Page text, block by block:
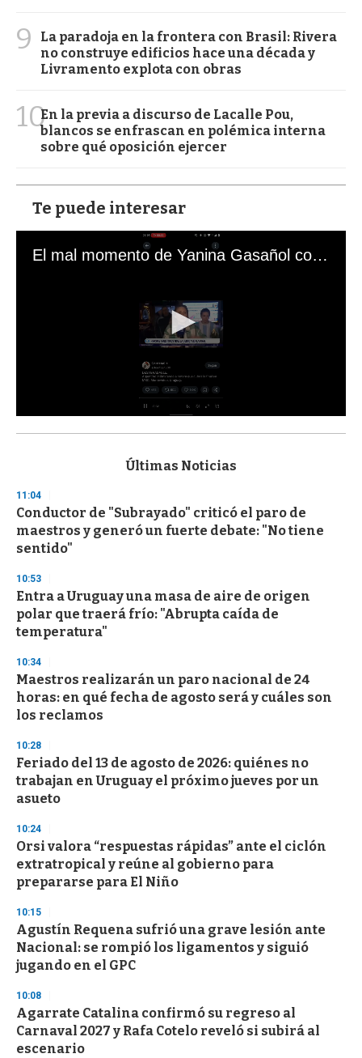
9
La paradoja en la frontera con Brasil: Rivera
no construye edificios hace una década y
Livramento explota con obras
10En la previa a discurso de Lacalle Pou,
blancos se enfrascan en polémica interna
sobre qué oposición ejercer
Te puede interesar
El mal momento de Yanina Gasañol con un hincha argentino en "Subrayado"
s
d
s
o
f
3
s
e
c
o
n
Últimas Noticias
11:04
Conductor de "Subrayado" criticó el paro de
maestros y generó un fuerte debate: "No tiene
sentido"
10:53
Entra a Uruguay una masa de aire de origen
polar que traerá frío: "Abrupta caída de
temperatura"
10:34
Maestros realizarán un paro nacional de 24
horas: en qué fecha de agosto será y cuáles son
los reclamos
10:28
Feriado del 13 de agosto de 2026: quiénes no
trabajan en Uruguay el próximo jueves por un
asueto
10:24
Orsi valora “respuestas rápidas” ante el ciclón
extratropical y reúne al gobierno para
prepararse para El Niño
10:15
Agustín Requena sufrió una grave lesión ante
Nacional: se rompió los ligamentos y siguió
jugando en el GPC
10:08
Agarrate Catalina confirmó su regreso al
Carnaval 2027 y Rafa Cotelo reveló si subirá al
escenario